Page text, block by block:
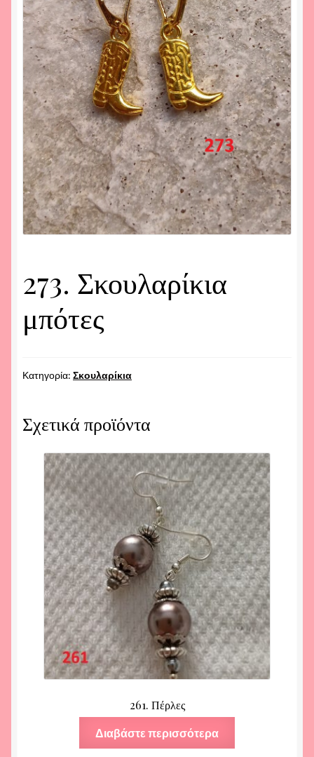
273. Σκουλαρίκια
μπότες
Κατηγορία: Σκουλαρίκια
Σχετικά προϊόντα
261. Πέρλες
Διαβάστε περισσότερα